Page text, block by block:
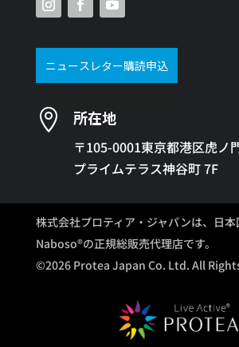
ニュースレター購読申込
 所在地
〒105-0001東京都港区虎ノ
プライムテラス神谷町 7F
株式会社プロティア・ジャパンは、日本
Naboso®の正規総販売代理店です。
©2026 Protea Japan Co. Ltd. All